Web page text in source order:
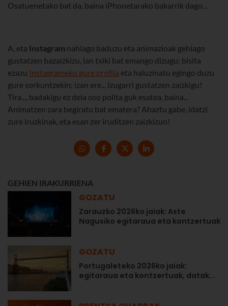
Osatuenetako bat da, baina iPhonetarako bakarrik dago…
A, eta Instagram nahiago baduzu eta animazioak gehiago
gustatzen bazaizkizu, lan txiki bat emango dizugu: bisita
ezazu Instagrameko gure profila eta haluzinatu egingo duzu
gure sorkuntzekin; izan ere... izugarri gustatzen zaizkigu!
Tira..., badakigu ez dela oso polita guk esatea, baina...
Animatzen zara begiratu bat ematera? Ahaztu gabe, idatzi
zure iruzkinak, eta esan zer iruditzen zaizkizun!
GEHIEN IRAKURRIENA
GOZATU
Zarauzko 2026ko jaiak: Aste
Nagusiko egitaraua eta kontzertuak
GOZATU
Portugaleteko 2026ko jaiak:
egitaraua eta kontzertuak, datak...